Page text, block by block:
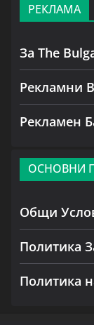
РЕКЛАМА
За The
Рекламни
Рекламен
ОСНОВНИ
Общи
Политика
Политика